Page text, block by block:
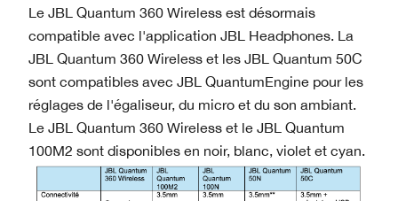
Le JBL Quantum 360 Wireless est désormais
compatible avec l'application JBL Headphones. La
JBL Quantum 360 Wireless et les JBL Quantum 50C
sont compatibles avec JBL QuantumEngine pour les
réglages de l'égaliseur, du micro et du son ambiant.
Le JBL Quantum 360 Wireless et le JBL Quantum
100M2 sont disponibles en noir, blanc, violet et cyan.